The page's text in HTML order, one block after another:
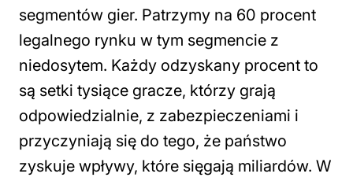
segmentów gier. Patrzymy na 60 procent
legalnego rynku w tym segmencie z
niedosytem. Każdy odzyskany procent to
są setki tysiące gracze, którzy grają
odpowiedzialnie, z zabezpieczeniami i
przyczyniają się do tego, że państwo
zyskuje wpływy, które sięgają miliardów. W